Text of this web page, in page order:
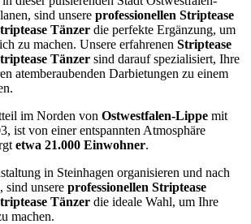
sind unsere professionellen Striptease
Tänzer die perfekte Ergänzung, um
zu machen. Unsere erfahrenen Striptease
Tänzer sind darauf spezialisiert, Ihre
atemberaubenden Darbietungen zu einem
im Norden von Ostwestfalen-Lippe mit
ist von einer entspannten Atmosphäre
etwa 21.000 Einwohner.
in Steinhagen organisieren und nach
sind unsere professionellen Striptease
Tänzer die ideale Wahl, um Ihre
machen.